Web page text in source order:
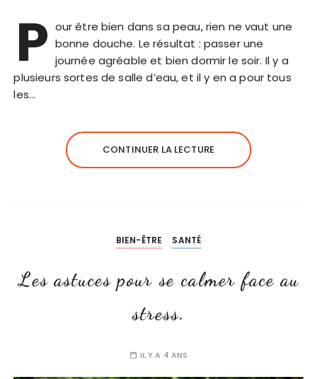
P our être bien dans sa peau, rien ne vaut une
bonne douche. Le résultat : passer une
journée agréable et bien dormir le soir. Il y a
plusieurs sortes de salle d’eau, et il y en a pour tous
les…
CONTINUER LA LECTURE
BIEN-ÊTRE SANTÉ
Les astuces pour se calmer face au
stress.
IL Y A 4 ANS